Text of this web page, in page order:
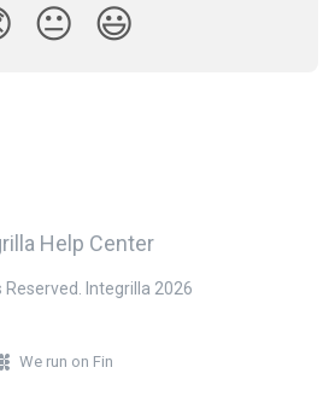
😐 😃
Help Center
Integrilla 2026
We run on Fin